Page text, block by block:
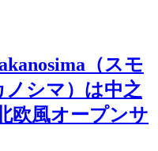
（スモ
シマ）は中之
欧風オープンサ